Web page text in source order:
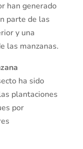
han generado
parte de las
y una
las manzanas.
ha sido
plantaciones
por